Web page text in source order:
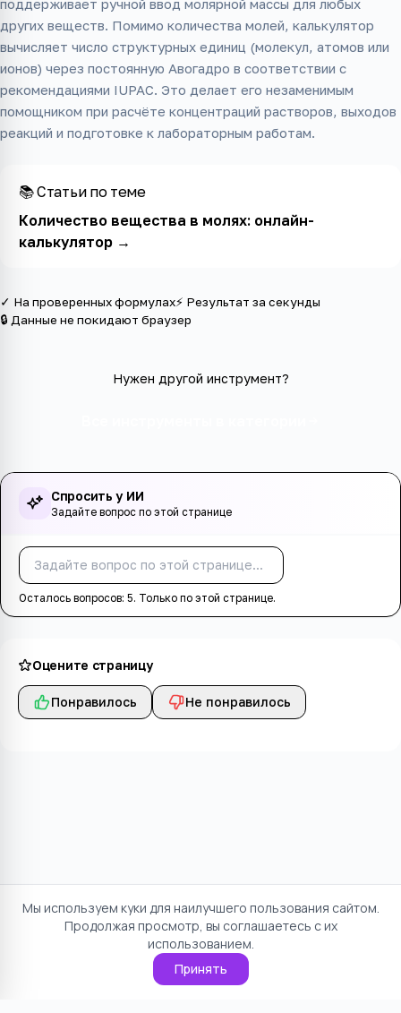
поддерживает ручной ввод молярной массы для любых
других веществ. Помимо количества молей, калькулятор
вычисляет число структурных единиц (молекул, атомов или
ионов) через постоянную Авогадро в соответствии с
рекомендациями IUPAC. Это делает его незаменимым
помощником при расчёте концентраций растворов, выходов
реакций и подготовке к лабораторным работам.
📚 Статьи по теме
Количество вещества в молях: онлайн-
калькулятор→
✓ На проверенных формулах⚡ Результат за секунды
🔒 Данные не покидают браузер
Нужен другой инструмент?
Спросить у ИИ
Задайте вопрос по этой странице
Осталось вопросов: 5. Только по этой странице.
Оцените страницу
Понравилось Не понравилось
Мы используем куки для наилучшего пользования сайтом.
Продолжая просмотр, вы соглашаетесь с их
использованием.
Принять